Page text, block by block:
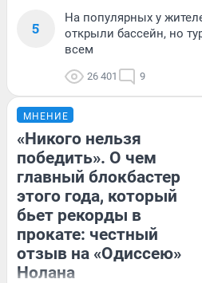
5
На популярных у
открыли бассейн, но
всем
26 401 9
МНЕНИЕ
«Никого нельзя
победить». О чем
главный блокбастер
этого года, который
бьет рекорды в
прокате: честный
отзыв на «Одиссею»
Нолана